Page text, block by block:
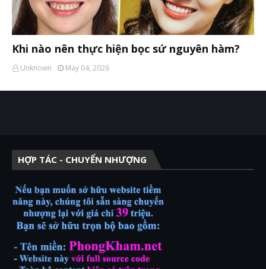
Khi nào nên thực hiện bọc sứ nguyên hàm?
Unknown May 04, 2026
HỢP TÁC - CHUYỂN NHƯỢNG